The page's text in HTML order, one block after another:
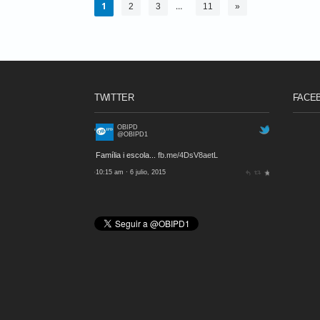
1 2 3 … 11 »
TWITTER
OBIPD
@OBIPD1
Família i escola... fb.me/4DsV8aetL
10:15 am · 6 julio, 2015